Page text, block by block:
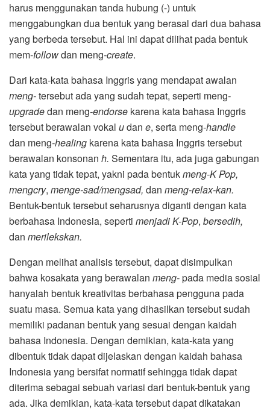
harus menggunakan tanda hubung (-) untuk
menggabungkan dua bentuk yang berasal dari dua bahasa
yang berbeda tersebut. Hal ini dapat dilihat pada bentuk
mem-followdan meng-create.
Dari kata-kata bahasa Inggris yang mendapat awalan
meng-tersebut ada yang sudah tepat, seperti meng-
upgradedan meng-endorse karena kata bahasa Inggris
tersebut berawalan vokal udan e, serta meng-handle
dan meng-healing karena kata bahasa Inggris tersebut
berawalan konsonan h. Sementara itu, ada juga gabungan
kata yang tidak tepat, yakni pada bentukmeng-K Pop,
mengcry, menge-sad/mengsad, dan meng-relax-kan.
Bentuk-bentuk tersebut seharusnya diganti dengan kata
berbahasa Indonesia, seperti menjadi K-Pop, bersedih,
dan merilekskan.
Dengan melihat analisis tersebut, dapat disimpulkan
bahwa kosakata yang berawalan meng-pada media sosial
hanyalah bentuk kreativitas berbahasa pengguna pada
suatu masa. Semua kata yang dihasilkan tersebut sudah
memiliki padanan bentuk yang sesuai dengan kaidah
bahasa Indonesia. Dengan demikian, kata-kata yang
dibentuk tidak dapat dijelaskan dengan kaidah bahasa
Indonesia yang bersifat normatif sehingga tidak dapat
diterima sebagai sebuah variasi dari bentuk-bentuk yang
ada. Jika demikian, kata-kata tersebut dapat dikatakan